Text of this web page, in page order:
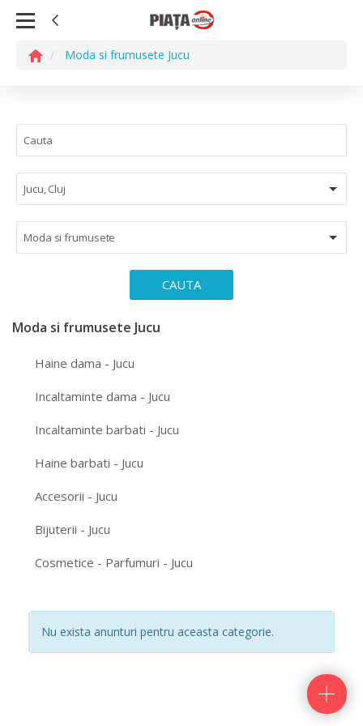
Moda si frumusete Jucu
Jucu, Cluj
Moda si frumusete
CAUTA
Moda si frumusete Jucu
Haine dama - Jucu
Incaltaminte dama - Jucu
Incaltaminte barbati - Jucu
Haine barbati - Jucu
Accesorii - Jucu
Bijuterii - Jucu
Cosmetice - Parfumuri - Jucu
Nu exista anunturi pentru aceasta categorie.